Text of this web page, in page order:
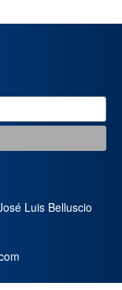
Luis Belluscio